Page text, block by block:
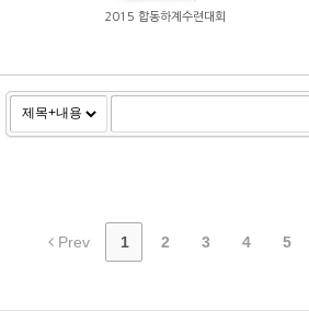
2015 합동하계수련대회
Prev 1 2 3 4 5